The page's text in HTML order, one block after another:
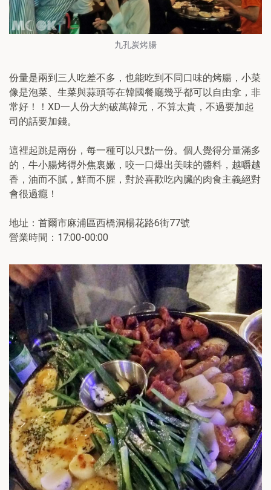
九孔炭烤腸
份量是兩到三人吃差不多，也能吃到不同口味的烤腸，小菜
像是泡菜、生菜與蒜頭等在韓國餐廳幾乎都可以自由拿，非
常好！！XD一人份大約破萬韓元，不算太貴，不過要加起
司的話要加錢。
這裡起跳是兩份，每一種可以只點一份。個人覺得分量滿多
的，牛小腸烤得外焦裏嫩，咬一口爆出美味的醬料，越嚼越
香，油而不膩，鮮而不腥，對於喜歡吃內臟的肉食主義絕對
會很過癮！
地址：首爾市麻浦區西橋洞楊花路6街77號
營業時間：17:00-00:00